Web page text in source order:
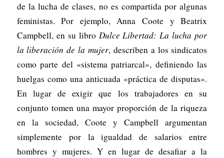
de la lucha de clases, no es compartida por algunas
feministas. Por ejemplo, Anna Coote y Beatrix
Campbell, en su libro Dulce Libertad: La lucha por
la liberación de la mujer, describen a los sindicatos
como parte del «sistema patriarcal», definiendo las
huelgas como una anticuada «práctica de disputas».
En lugar de exigir que los trabajadores en su
conjunto tomen una mayor proporción de la riqueza
en la sociedad, Coote y Campbell argumentan
simplemente por la igualdad de salarios entre
hombres y mujeres. Y en lugar de desafiar a la